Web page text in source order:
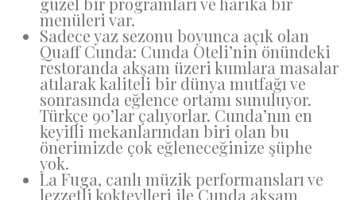
menüleri var.
Sadece yaz sezonu boyunca açık olan
Quaff Cunda: Cunda Oteli’nin önündeki
restoranda akşam üzeri kumlara masalar
atılarak kaliteli bir dünya mutfağı ve
sonrasında eğlence ortamı sunuluyor.
Türkçe 90’lar çalıyorlar. Cunda’nın en
keyifli mekanlarından biri olan bu
önerimizde çok eğleneceğinize şüphe
yok.
La Fuga, canlı müzik performansları ve
lezzetli kokteylleri ile Cunda akşam